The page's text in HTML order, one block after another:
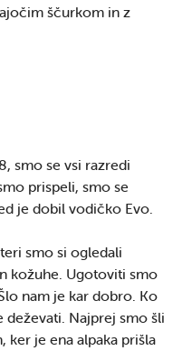
ščurkom in z
smo se vsi razredi
prispeli, smo se
je dobil vodičko Evo.
smo si ogledali
kožuhe. Ugotoviti smo
nam je kar dobro. Ko
Najprej smo šli
ker je ena alpaka prišla